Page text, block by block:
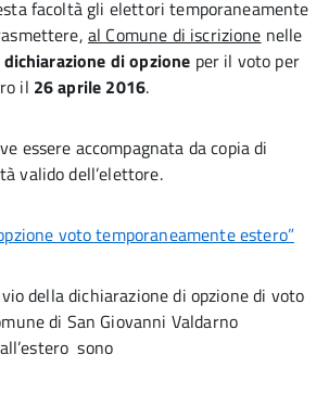
facoltà gli elettori temporaneamente
al Comune di iscrizione nelle
dichiarazione di opzione per il voto per
il 26 aprile 2016.
essere accompagnata da copia di
valido dell’elettore.
voto temporaneamente estero”
della dichiarazione di opzione di voto
di San Giovanni Valdarno
sono